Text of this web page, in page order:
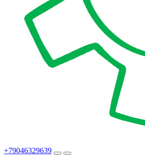
+79046329639